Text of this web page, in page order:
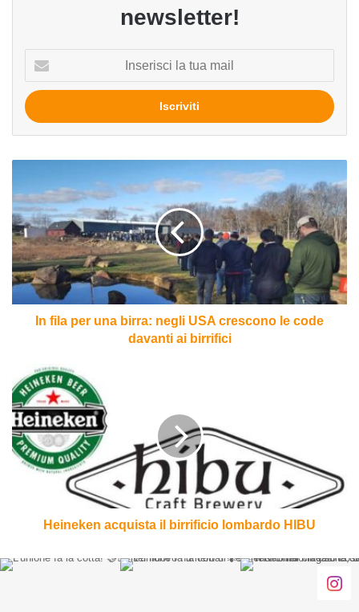
newsletter!
tua
mail
per
una
birra:
negli
USA
crescono
le
birrifici
In fila per una birra: negli USA crescono le code
davanti ai birrifici
Heineken
acquista
il
birrificio
lombardo
HIBU
Heineken acquista il birrificio lombardo HIBU